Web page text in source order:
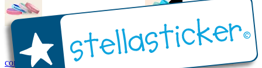
Braccialetto SOS - Bicolore Braccialetto SOS
con Nome - Luminoso